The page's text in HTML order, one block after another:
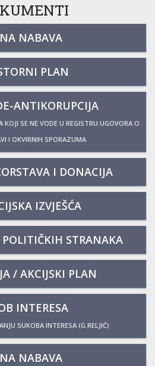
NABAVA
PLAN
ANTIKORUPCIJA
KOJI SE NE VODE U REGISTRU UGOVORA O
I OKVIRNIH SPORAZUMA
I DONACIJA
IZVJEŠĆA
STRANAKA
/ AKCIJSKI PLAN
INTERESA
SUKOBA INTERESA (G.RELJIĆ)
NABAVA